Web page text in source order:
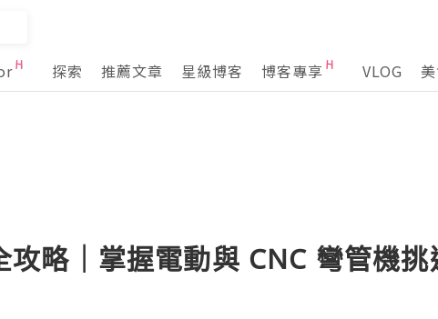
探索 推薦文章 星級博客 博客專享 VLOG
攻略｜掌握電動與 CNC 彎管機